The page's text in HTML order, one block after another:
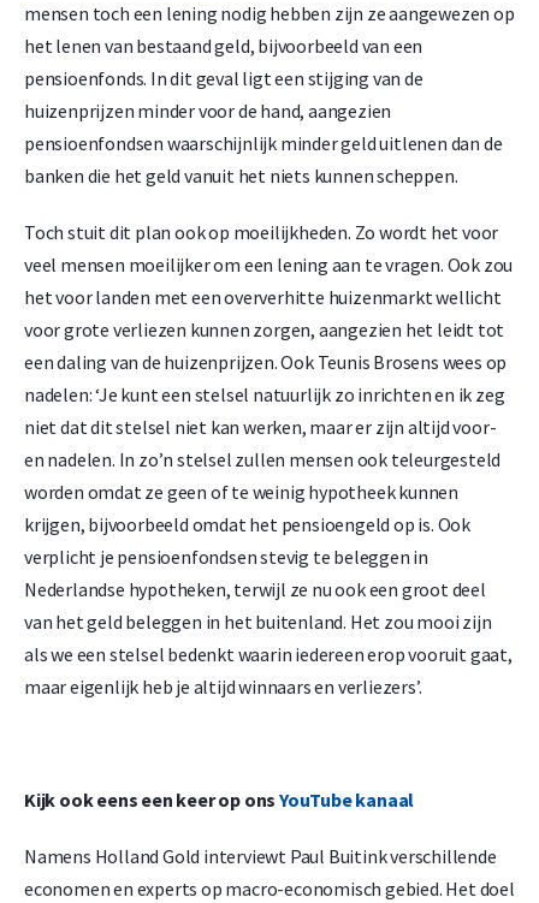
mensen toch een lening nodig hebben zijn ze aangewezen op
het lenen van bestaand geld, bijvoorbeeld van een
pensioenfonds. In dit geval ligt een stijging van de
huizenprijzen minder voor de hand, aangezien
pensioenfondsen waarschijnlijk minder geld uitlenen dan de
banken die het geld vanuit het niets kunnen scheppen.
Toch stuit dit plan ook op moeilijkheden. Zo wordt het voor
veel mensen moeilijker om een lening aan te vragen. Ook zou
het voor landen met een oververhitte huizenmarkt wellicht
voor grote verliezen kunnen zorgen, aangezien het leidt tot
een daling van de huizenprijzen. Ook Teunis Brosens wees op
nadelen: ‘Je kunt een stelsel natuurlijk zo inrichten en ik zeg
niet dat dit stelsel niet kan werken, maar er zijn altijd voor-
en nadelen. In zo’n stelsel zullen mensen ook teleurgesteld
worden omdat ze geen of te weinig hypotheek kunnen
krijgen, bijvoorbeeld omdat het pensioengeld op is. Ook
verplicht je pensioenfondsen stevig te beleggen in
Nederlandse hypotheken, terwijl ze nu ook een groot deel
van het geld beleggen in het buitenland. Het zou mooi zijn
als we een stelsel bedenkt waarin iedereen erop vooruit gaat,
maar eigenlijk heb je altijd winnaars en verliezers’.
Kijk ook eens een keer op onsYouTube kanaal
Namens Holland Gold interviewt Paul Buitink verschillende
economen en experts op macro-economisch gebied. Het doel